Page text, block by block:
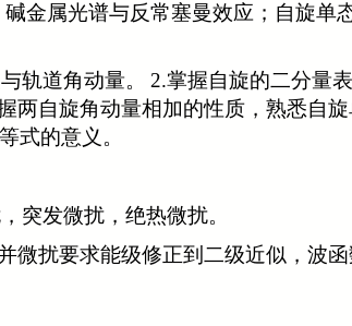
金属光谱与反常塞曼效应；自旋单
轨道角动量。 2.掌握自旋的二分量
两自旋角动量相加的性质，熟悉自
式的意义。
突发微扰，绝热微扰。
微扰要求能级修正到二级近似，波